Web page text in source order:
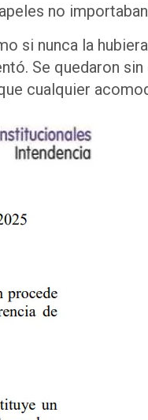
no
si nunca la
Se quedaron
cualquier